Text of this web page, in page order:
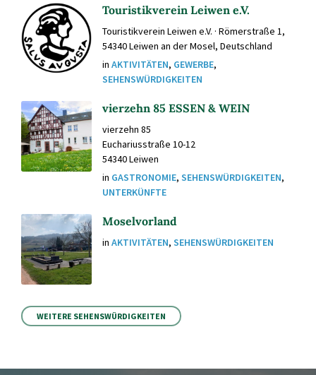
Touristikverein Leiwen e.V.
Touristikverein Leiwen e.V. · Römerstraße 1,
54340 Leiwen an der Mosel, Deutschland
in AKTIVITÄTEN, GEWERBE,
SEHENSWÜRDIGKEITEN
vierzehn 85 ESSEN & WEIN
vierzehn 85
Euchariusstraße 10-12
54340 Leiwen
in GASTRONOMIE, SEHENSWÜRDIGKEITEN,
UNTERKÜNFTE
Moselvorland
in AKTIVITÄTEN, SEHENSWÜRDIGKEITEN
WEITERE SEHENSWÜRDIGKEITEN